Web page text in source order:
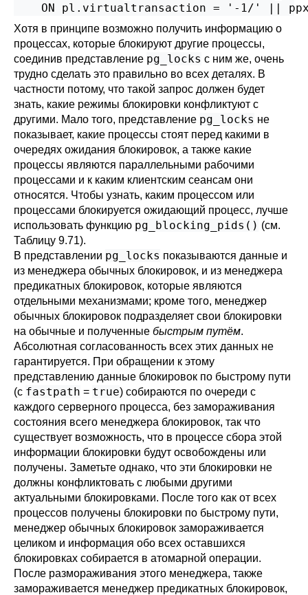
ON pl.virtualtransaction = '-1/' ||
Хотя в принципе возможно получить информацию о
процессах, которые блокируют другие процессы,
соединив представление pg_locks с ним же, очень
трудно сделать это правильно во всех деталях. В
частности потому, что такой запрос должен будет
знать, какие режимы блокировки конфликтуют с
другими. Мало того, представление pg_locks не
показывает, какие процессы стоят перед какими в
очередях ожидания блокировок, а также какие
процессы являются параллельными рабочими
процессами и к каким клиентским сеансам они
относятся. Чтобы узнать, каким процессом или
процессами блокируется ожидающий процесс, лучше
использовать функцию pg_blocking_pids() (см.
Таблицу 9.71).
В представлении pg_locks показываются данные и
из менеджера обычных блокировок, и из менеджера
предикатных блокировок, которые являются
отдельными механизмами; кроме того, менеджер
обычных блокировок подразделяет свои блокировки
на обычные и полученные быстрым путём.
Абсолютная согласованность всех этих данных не
гарантируется. При обращении к этому
представлению данные блокировок по быстрому пути
(с fastpath = true) собираются по очереди с
каждого серверного процесса, без замораживания
состояния всего менеджера блокировок, так что
существует возможность, что в процессе сбора этой
информации блокировки будут освобождены или
получены. Заметьте однако, что эти блокировки не
должны конфликтовать с любыми другими
актуальными блокировками. После того как от всех
процессов получены блокировки по быстрому пути,
менеджер обычных блокировок замораживается
целиком и информация обо всех оставшихся
блокировках собирается в атомарной операции.
После размораживания этого менеджера, также
замораживается менеджер предикатных блокировок,